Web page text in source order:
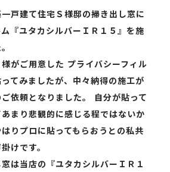
戸建て住宅Ｓ様邸の掃き出し窓に
『ユタカシルバーＩＲ１５』を施
がご用意した プライバシーフィル
てみましたが、中々納得の施工が
依頼となりました。 自分が貼って
まり悲観的に感じる程ではないか
りプロに貼ってもらおうとの私共
けです。
は当店の『ユタカシルバーＩＲ１